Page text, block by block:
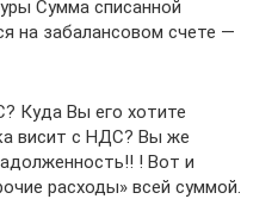
Сумма списанной
на забалансовом счете —
Куда Вы его хотите
висит с НДС? Вы же
! Вот и
расходы» всей суммой.